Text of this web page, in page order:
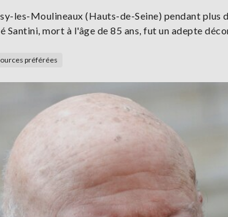
les-Moulineaux (Hauts-de-Seine) pendant plus
mort à l'âge de 85 ans, fut un adepte
préférées